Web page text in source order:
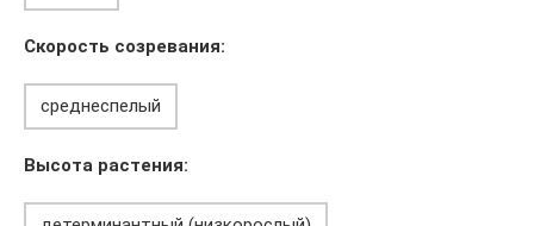
Скорость созревания:
среднеспелый
Высота растения: